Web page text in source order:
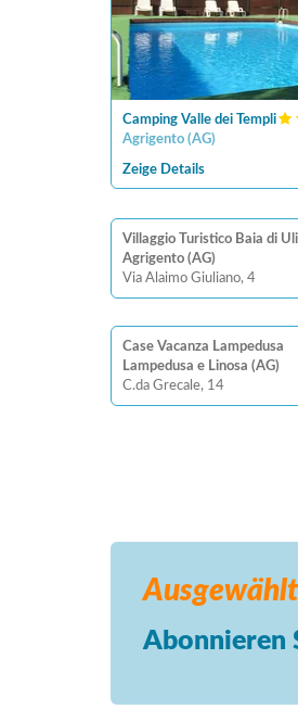
Camping Valle dei Templi
Agrigento (AG)
Zeige Details
Villaggio Turistico Baia di
Agrigento (AG)
Via Alaimo Giuliano, 4
Case Vacanza Lampedusa
Lampedusa e Linosa (AG)
C.da Grecale, 14
Abonnieren